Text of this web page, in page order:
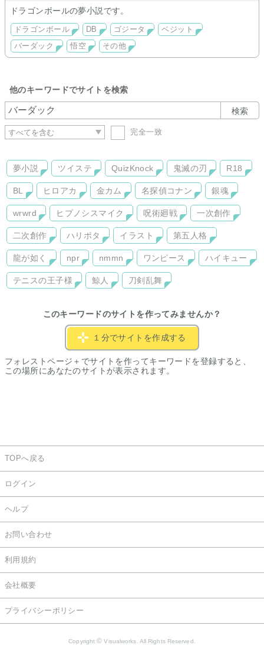
ドラゴンボールの夢小説です。
ドラゴンボール DB ゴジータ
ベジット
バーダック
悟空 その他
他のキーワードでサイトを検索
検索
完全一致
夢小説 ツイステ QuizKnock 鬼滅の刃 R18
BL ヒロアカ 金カム 名探偵コナン 銀魂
wrwrd ヒプノシスマイク 呪術廻戦 一次創作
二次創作 ハリポタ イラスト 第五人格
龍が如く npr nmmn ワンピース ハイキュー
テニスの王子様 鯨人 刀剣乱舞
このキーワードのサイトを作ってみませんか？
１分でサイトを作成する
フォレストページ＋でサイトを作ってキーワードを登録すると、
この場所にあなたのサイトが表示されます。
TOPへ戻る
ログイン
ヘルプ
お問い合わせ
利用規約
会社概要
プライバシーポリシー
Copyright© Visualworks. All Rights Reserved.